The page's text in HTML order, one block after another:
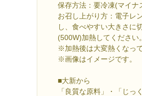
保存方法：要冷凍(マイナ
お召し上がり方：電子レ
し、食べやすい大きさに
(500W)加熱してください。
※加熱後は大変熱くなっ
※画像はイメージです。
■大新から
「良質な原料」・「じっ